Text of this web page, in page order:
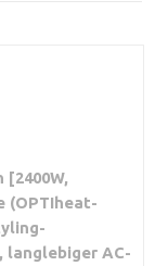
(OPTIheat-
langlebiger AC-